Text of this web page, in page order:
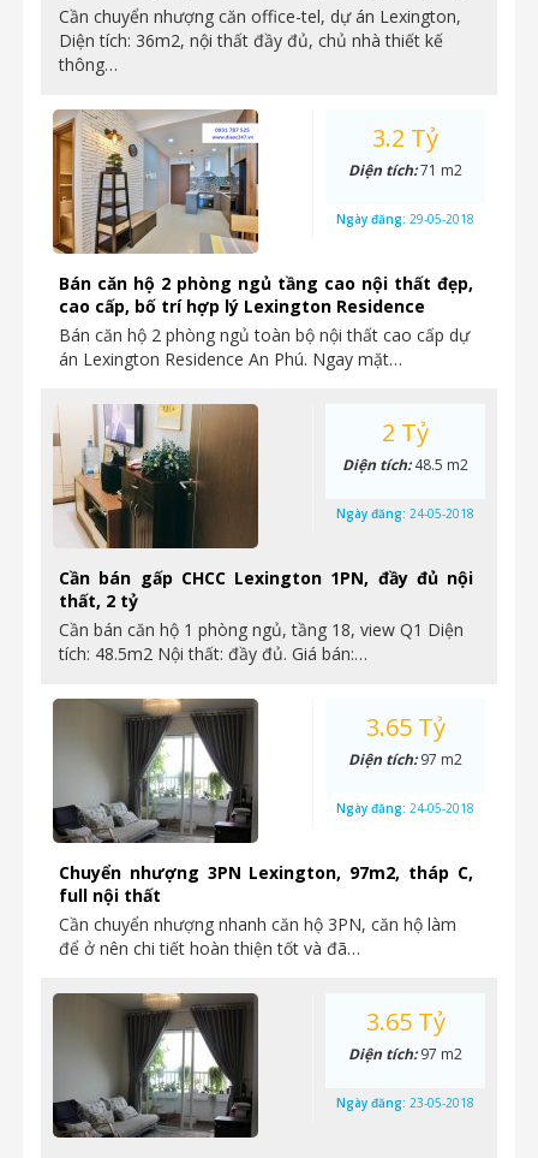
Cần chuyển nhượng căn office-tel, dự án Lexington,
Diện tích: 36m2, nội thất đầy đủ, chủ nhà thiết kế
thông…
Bán căn hộ 2 phòng ngủ tầng cao nội thất đẹp,
cao cấp, bố trí hợp lý Lexington Residence
Bán căn hộ 2 phòng ngủ toàn bộ nội thất cao cấp dự
án Lexington Residence An Phú. Ngay mặt…
3.2 Tỷ
Diện tích:71 m2
Ngày đăng: 29-05-2018
Cần bán gấp CHCC Lexington 1PN, đầy đủ nội
thất, 2 tỷ
Cần bán căn hộ 1 phòng ngủ, tầng 18, view Q1 Diện
tích: 48.5m2 Nội thất: đầy đủ. Giá bán:…
2 Tỷ
Diện tích:48.5 m2
Ngày đăng: 24-05-2018
Chuyển nhượng 3PN Lexington, 97m2, tháp C,
full nội thất
Cần chuyển nhượng nhanh căn hộ 3PN, căn hộ làm
để ở nên chi tiết hoàn thiện tốt và đã…
3.65 Tỷ
Diện tích:97 m2
Ngày đăng: 24-05-2018
3.65 Tỷ
Diện tích:97 m2
Ngày đăng: 23-05-2018